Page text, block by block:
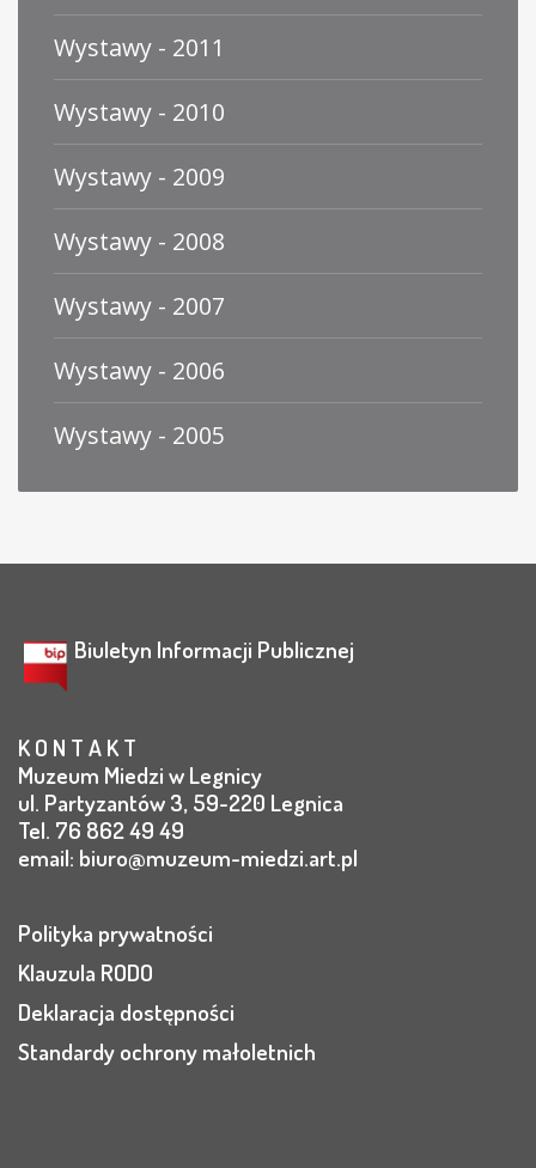
Wystawy - 2011
Wystawy - 2010
Wystawy - 2009
Wystawy - 2008
Wystawy - 2007
Wystawy - 2006
Wystawy - 2005
Biuletyn Informacji Publicznej
K O N T A K T
Muzeum Miedzi w Legnicy
ul. Partyzantów 3, 59-220 Legnica
Tel. 76 862 49 49
email: biuro@muzeum-miedzi.art.pl
Polityka prywatności
Klauzula RODO
Deklaracja dostępności
Standardy ochrony małoletnich